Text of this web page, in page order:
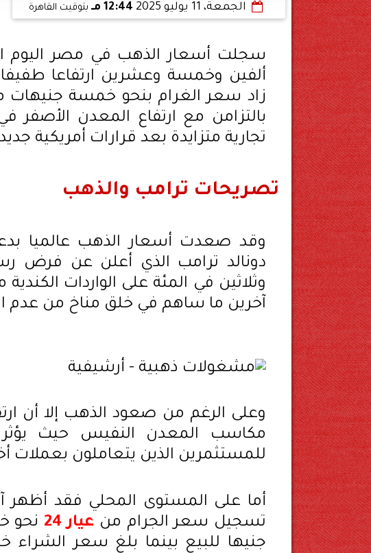
الجمعة، 11 يوليو 2025 12:44 مـ بتوقيت القاهرة
سجلت أسعار الذهب في مصر اليوم
ألفين وخمسة وعشرين ارتفاعا
زاد سعر الغرام بنحو خمسة جنيهات
بالتزامن مع ارتفاع المعدن الأصفر
تجارية متزايدة بعد قرارات أمريكية
تصريحات ترامب والذهب
وقد صعدت أسعار الذهب عالميا
دونالد ترامب الذي أعلن عن فرض
وثلاثين في المئة على الواردات
آخرين ما ساهم في خلق مناخ من عدم
وعلى الرغم من صعود الذهب إلا أن
مكاسب المعدن النفيس حيث يؤثر
للمستثمرين الذين يتعاملون بعملات
أما على المستوى المحلي فقد
تسجيل سعر الجرام من عيار 24
نحو
جنيها للبيع بينما بلغ سعر